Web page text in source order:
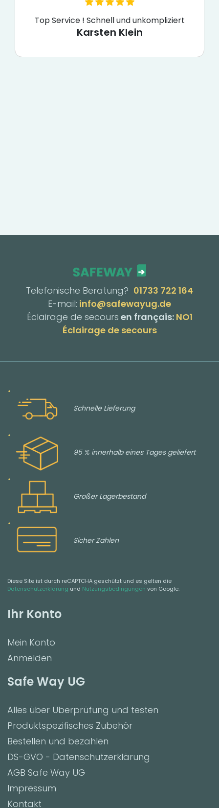
Top Service ! Schnell und unkompliziert
Karsten Klein
Telefonische Beratung? 01733 722 164
E-mail: info@safewayug.de
Éclairage de secours en français: NO1
Éclairage de secours
Schnelle Lieferung
95 % innerhalb eines Tages geliefert
Großer Lagerbestand
Sicher Zahlen
Diese Site ist durch reCAPTCHA geschützt und es gelten die
Datenschutzerklärung und Nutzungsbedingungen von Google.
Safe Way UG
Alles über Überprüfung und testen
Produktspezifisches Zubehör
Bestellen und bezahlen
DS-GVO - Datenschutzerklärung
AGB Safe Way UG
Impressum
Kontakt
Ihr Konto
Mein Konto
Anmelden